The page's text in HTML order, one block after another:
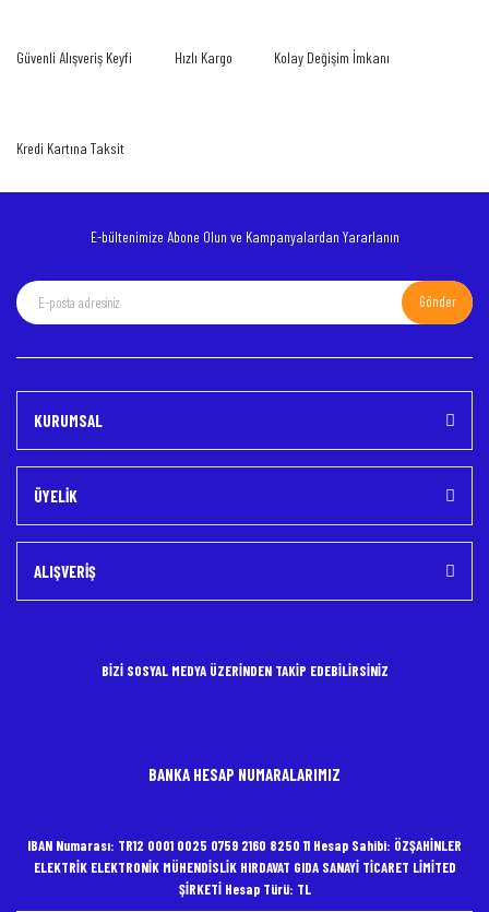
Ürün açıklamasında eksik bilgiler bulunuyor.
Güvenli Alışveriş Keyfi Hızlı Kargo Kolay Değişim İmkanı
Kredi Kartına Taksit
E-bültenimize Abone Olun ve Kampanyalardan Yararlanın
Gönder
KURUMSAL
ÜYELİK
ALIŞVERİŞ
BİZİ SOSYAL MEDYA ÜZERİNDEN TAKİP EDEBİLİRSİNİZ
BANKA HESAP NUMARALARIMIZ
IBAN Numarası: TR12 0001 0025 0759 2160 8250 11 Hesap Sahibi: ÖZŞAHİNLER
ELEKTRİK ELEKTRONİK MÜHENDİSLİK HIRDAVAT GIDA SANAYİ TİCARET LİMİTED
ŞİRKETİ Hesap Türü: TL